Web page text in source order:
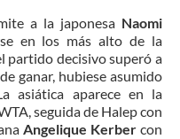
a la japonesa Naomi
en los más alto de la
partido decisivo superó a
ganar, hubiese asumido
asiática aparece en la
seguida de Halep con
Angelique Kerbercon